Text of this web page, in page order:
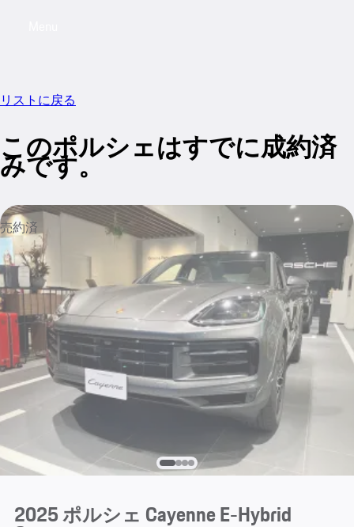
リストに戻る
このポルシェはすでに成約済
みです。
売約済
2025 ポルシェ Cayenne E-Hybrid